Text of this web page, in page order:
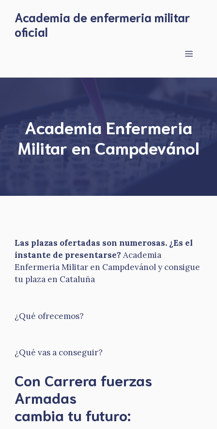
content
Academia de enfermeria militar
oficial
Menu
Academia Enfermeria
Militar en Campdevánol
Las plazas ofertadas son numerosas. ¿Es el
instante de presentarse? Academia
Enfermeria Militar en Campdevánol y consigue
tu plaza en Cataluña
¿Qué ofrecemos?
¿Qué vas a conseguir?
Con Carrera fuerzas
Armadas
​cambia tu futuro: